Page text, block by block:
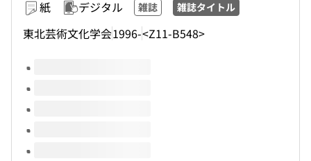
紙 デジタル 雑誌 雑誌タイトル
東北芸術文化学会1996-<Z11-B548>
このタイトルの巻号